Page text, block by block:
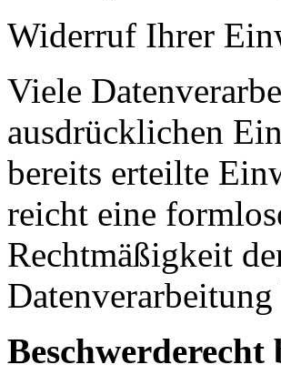
Widerruf Ihrer
Viele
ausdrücklichen
bereits erteilte
reicht eine
Rechtmäßigkeit